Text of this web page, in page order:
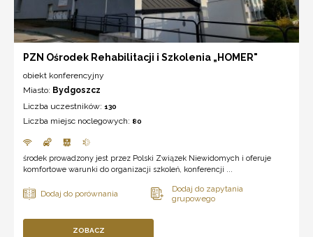
PZN Ośrodek Rehabilitacji i Szkolenia „HOMER"
obiekt konferencyjny
Miasto: Bydgoszcz
Liczba uczestników: 130
Liczba miejsc noclegowych: 80
środek prowadzony jest przez Polski Związek Niewidomych i oferuje
komfortowe warunki do organizacji szkoleń, konferencji ...
ZOBACZ